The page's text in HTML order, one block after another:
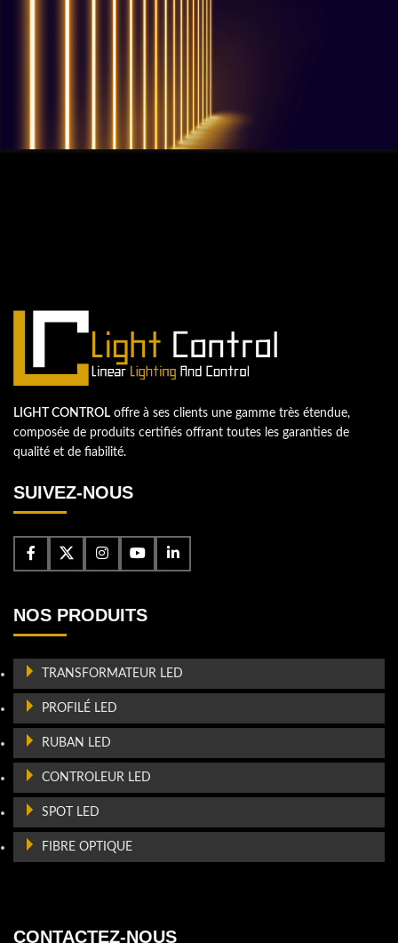
LIGHT CONTROL offre à ses clients une gamme très étendue,
composée de produits certifiés offrant toutes les garanties de
qualité et de fiabilité.
SUIVEZ-NOUS
NOS PRODUITS
TRANSFORMATEUR LED
PROFILÉ LED
RUBAN LED
CONTROLEUR LED
SPOT LED
FIBRE OPTIQUE
CONTACTEZ-NOUS